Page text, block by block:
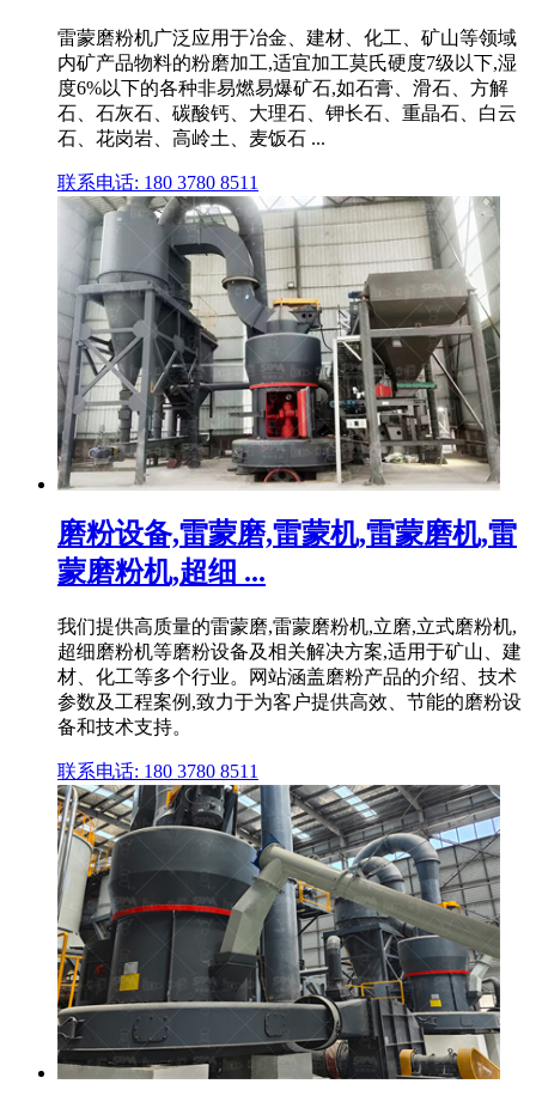
雷蒙磨粉机广泛应用于冶金、建材、化工、矿山等领域
内矿产品物料的粉磨加工,适宜加工莫氏硬度7级以下,湿
度6%以下的各种非易燃易爆矿石,如石膏、滑石、方解
石、石灰石、碳酸钙、大理石、钾长石、重晶石、白云
石、花岗岩、高岭土、麦饭石 ...
联系电话: 180 3780 8511
磨粉设备,雷蒙磨,雷蒙机,雷蒙磨机,雷
蒙磨粉机,超细 ...
我们提供高质量的雷蒙磨,雷蒙磨粉机,立磨,立式磨粉机,
超细磨粉机等磨粉设备及相关解决方案,适用于矿山、建
材、化工等多个行业。网站涵盖磨粉产品的介绍、技术
参数及工程案例,致力于为客户提供高效、节能的磨粉设
备和技术支持。
联系电话: 180 3780 8511